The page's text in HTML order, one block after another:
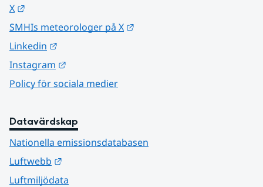
X
SMHIs meteorologer på X
Linkedin
Instagram
Policy för sociala medier
Datavärdskap
Nationella emissionsdatabasen
Luftwebb
Luftmiljödata